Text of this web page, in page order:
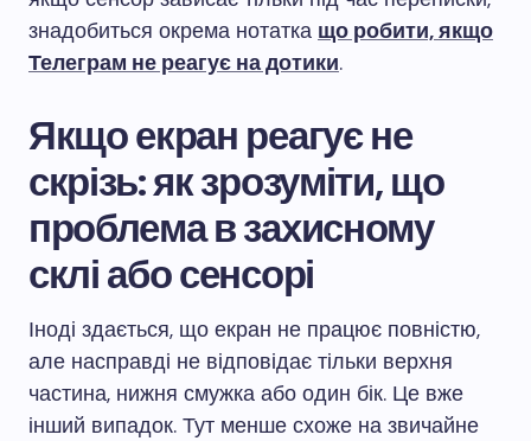
знадобиться окрема нотатка що робити, якщо
Телеграм не реагує на дотики.
Якщо екран реагує не
скрізь: як зрозуміти, що
проблема в захисному
склі або сенсорі
Іноді здається, що екран не працює повністю,
але насправді не відповідає тільки верхня
частина, нижня смужка або один бік. Це вже
інший випадок. Тут менше схоже на звичайне